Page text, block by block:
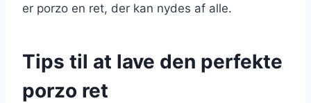
er porzo en ret, der kan nydes af alle.
Tips til at lave den perfekte
porzo ret